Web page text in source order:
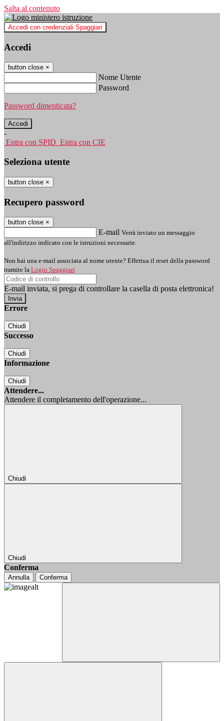
Salta al contenuto
Accedi con credenziali Spaggiari
Accedi
button close ×
Nome Utente
Password
Password dimenticata?
-
Entra con SPID Entra con CIE
Seleziona utente
button close ×
Recupero password
button close ×
E-mail Verrà inviato un messaggio
all'indirizzo indicato con le istruzioni necessarie.
Non hai una e-mail associata al nome utente? Effettua il reset della password
tramite la Login Spaggiari
E-mail inviata, si prega di controllare la casella di posta elettronica!
Errore
Chiudi
Successo
Chiudi
Informazione
Chiudi
Attendere...
Attendere il completamento dell'operazione...
Chiudi
Chiudi
Conferma
Annulla Conferma